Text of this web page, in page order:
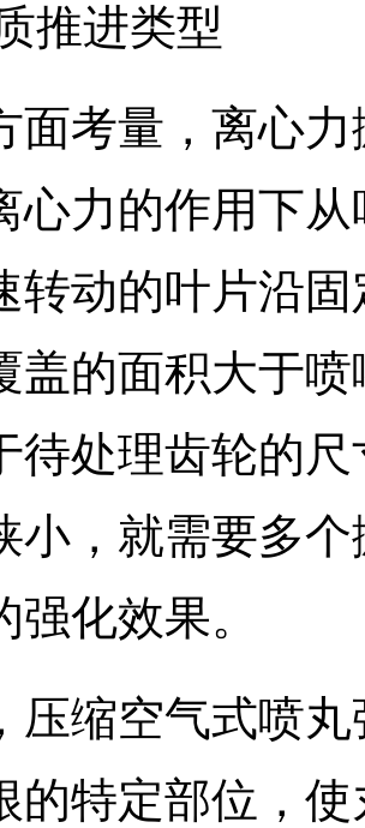
推进类型
面考量，离心
心力的作用下
转动的叶片沿
盖的面积大于
待处理齿轮的
小，就需要多
化效果。
压缩空气式喷
的特定部位，